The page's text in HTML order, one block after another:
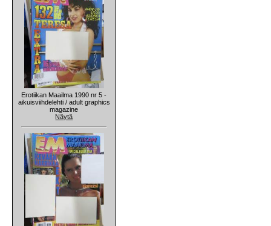
Erotiikan Maailma 1990 nr 5 -
aikuisviihdelehti / adult graphics
magazine
Näytä